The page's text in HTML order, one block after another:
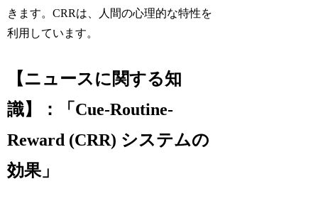
きます。CRRは、人間の心理的な特性を
利用しています。
【ニュースに関する知
識】：「Cue-Routine-
Reward (CRR) システムの
効果」